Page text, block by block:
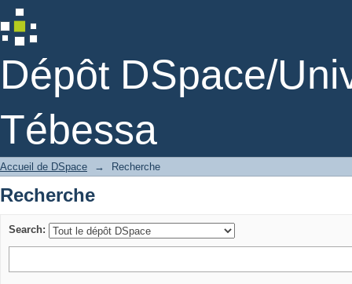
Dépôt DSpace/
Tébessa
Recherche
Accueil de DSpace → Recherche
Recherche
Search: